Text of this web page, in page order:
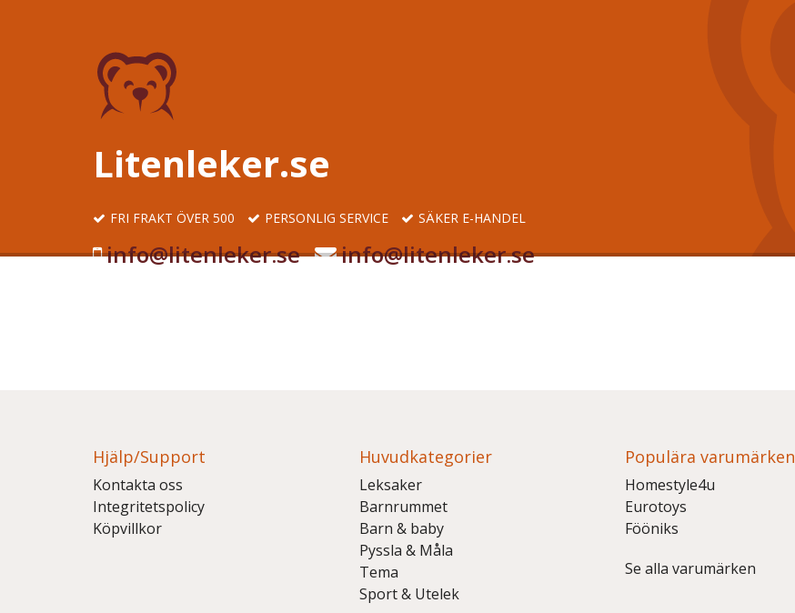
Litenleker.se
FRI FRAKT ÖVER 500 PERSONLIG SERVICE SÄKER E-HANDEL
info@litenleker.se info@litenleker.se
Hjälp/Support
Kontakta oss
Integritetspolicy
Köpvillkor
Huvudkategorier
Leksaker
Barnrummet
Barn & baby
Pyssla & Måla
Tema
Sport & Utelek
Populära varumärken
Homestyle4u
Eurotoys
Fööniks
Se alla varumärken